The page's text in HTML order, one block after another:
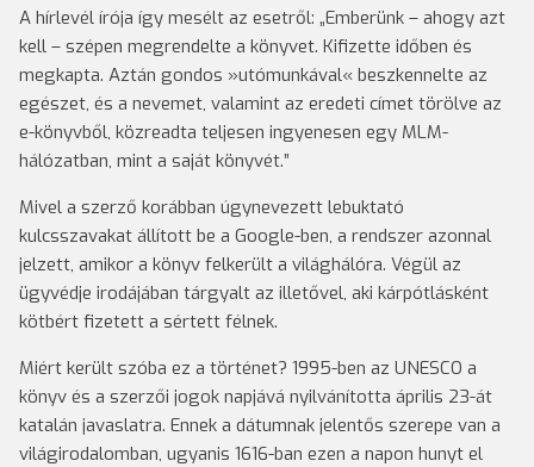
A hírlevél írója így mesélt az esetről: „Emberünk – ahogy azt
kell – szépen megrendelte a könyvet. Kifizette időben és
megkapta. Aztán gondos »utómunkával« beszkennelte az
egészet, és a nevemet, valamint az eredeti címet törölve az
e-könyvből, közreadta teljesen ingyenesen egy MLM-
hálózatban, mint a saját könyvét.”
Mivel a szerző korábban úgynevezett lebuktató
kulcsszavakat állított be a Google-ben, a rendszer azonnal
jelzett, amikor a könyv felkerült a világhálóra. Végül az
ügyvédje irodájában tárgyalt az illetővel, aki kárpótlásként
kötbért fizetett a sértett félnek.
Miért került szóba ez a történet? 1995-ben az UNESCO a
könyv és a szerzői jogok napjává nyilvánította április 23-át
katalán javaslatra. Ennek a dátumnak jelentős szerepe van a
világirodalomban, ugyanis 1616-ban ezen a napon hunyt el